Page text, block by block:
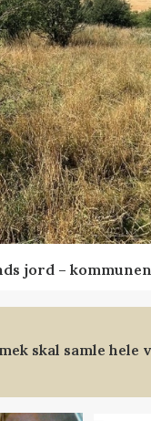
jord –
skal samle